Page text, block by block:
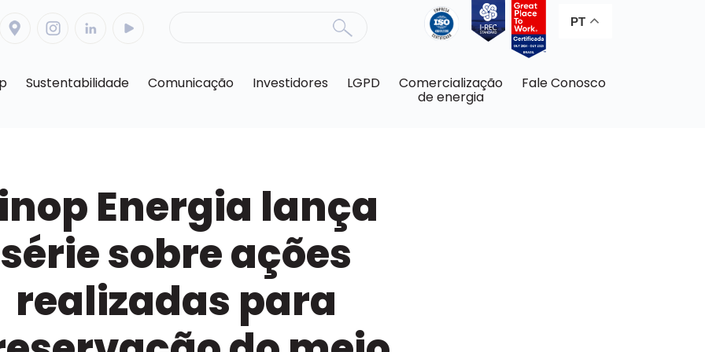
PT
Sustentabilidade Comunicação Investidores LGPD Comercialização
de energia
Fale Conosco
Energia lança
série sobre ações
realizadas para